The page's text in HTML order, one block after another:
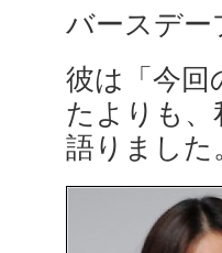
バースデ
彼は「今回
たよりも
語りました